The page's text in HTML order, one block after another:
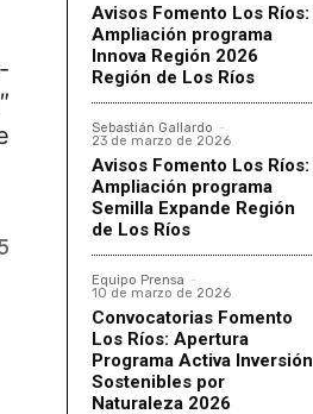
Avisos Fomento Los Ríos:
Ampliación programa
Innova Región 2026
Región de Los Ríos
Sebastián Gallardo -
23 de marzo de 2026
Avisos Fomento Los Ríos:
Ampliación programa
Semilla Expande Región
de Los Ríos
Equipo Prensa -
10 de marzo de 2026
Convocatorias Fomento
Los Ríos: Apertura
Programa Activa Inversión
Sostenibles por
Naturaleza 2026